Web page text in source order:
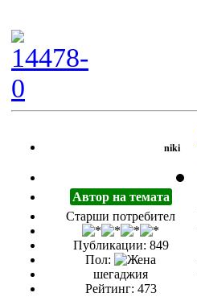
niki
Автор на темата
Старши потребител
Публикации: 849
Пол:
шегаджия
Рейтинг: 473